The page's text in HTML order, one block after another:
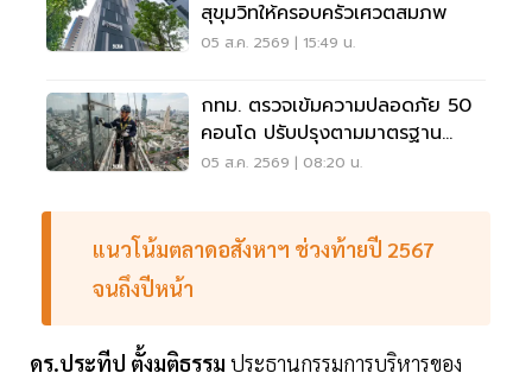
สุขุมวิทให้ครอบครัวเศวตสมภพ
05 ส.ค. 2569 | 15:49 น.
กทม. ตรวจเข้มความปลอดภัย 50
คอนโด ปรับปรุงตามมาตรฐาน
เคร่งครัด
05 ส.ค. 2569 | 08:20 น.
แนวโน้มตลาดอสังหาฯ ช่วงท้ายปี 2567
จนถึงปีหน้า
ดร.ประทีป ตั้งมติธรรม ประธานกรรมการบริหารของ